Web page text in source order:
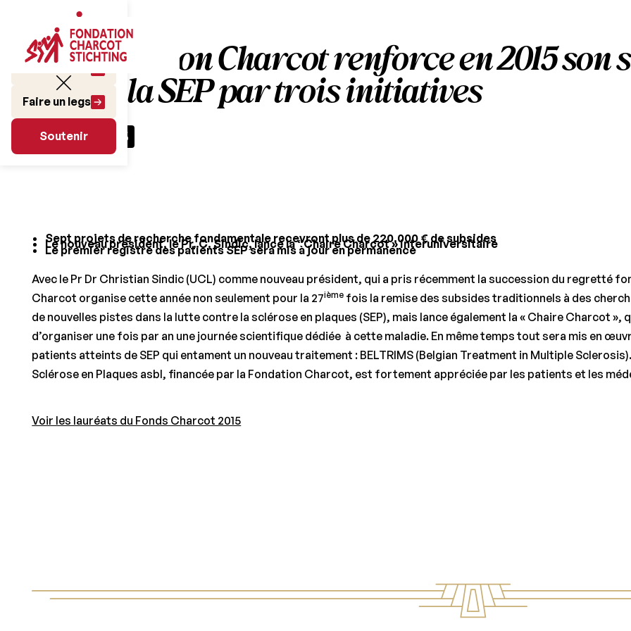
Faire un legs
Soutenir
La Fondation Charcot renforce en 2015 son
contre la SEP par trois initiatives
16 janvier 2015
Sept projets de recherche fondamentale recevront plus de 220.000 € de subsides
Le nouveau président, le Pr. C. Sindic, lance la “Chaire Charcot » interuniversitaire
Le premier registre des patients SEP sera mis à jour en permanence
​Avec le Pr Dr Christian Sindic (UCL) comme nouveau président, qui a pris récemment la succession du regretté
Charcot organise cette année non seulement pour la 27ième fois la remise des subsides traditionnels à des
de nouvelles pistes dans la lutte contre la sclérose en plaques (SEP), mais lance également la « Chaire Charcot
d’organiser une fois par an une journée scientifique dédiée à cette maladie. En même temps tout sera mis en
patients atteints de SEP qui entament un nouveau traitement : BELTRIMS (Belgian Treatment in Multiple
Sclérose en Plaques asbl, financée par la Fondation Charcot, est fortement appréciée par les patients et les
Voir les lauréats du Fonds Charcot 2015
Footer